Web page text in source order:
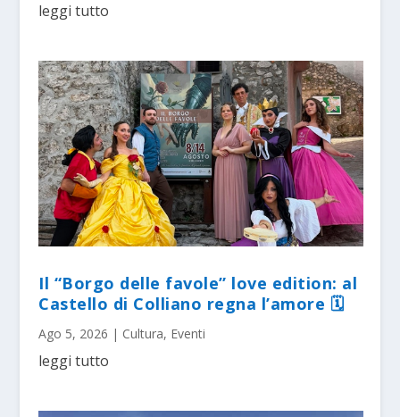
leggi tutto
Il “Borgo delle favole” love edition: al
Castello di Colliano regna l’amore 🗓
Ago 5, 2026 | Cultura, Eventi
leggi tutto